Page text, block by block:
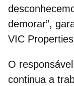
demorar”,
VIC
O
continua a